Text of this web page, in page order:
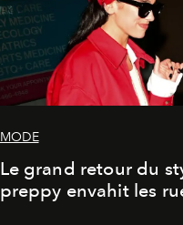
MODE
Le grand retour du
preppy envahit les